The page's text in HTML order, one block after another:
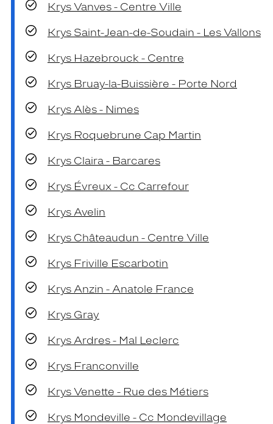
Krys Vanves - Centre Ville
Krys Saint-Jean-de-Soudain - Les Vallons
Krys Hazebrouck - Centre
Krys Bruay-la-Buissière - Porte Nord
Krys Alès - Nimes
Krys Roquebrune Cap Martin
Krys Claira - Barcares
Krys Évreux - Cc Carrefour
Krys Avelin
Krys Châteaudun - Centre Ville
Krys Friville Escarbotin
Krys Anzin - Anatole France
Krys Gray
Krys Ardres - Mal Leclerc
Krys Franconville
Krys Venette - Rue des Métiers
Krys Mondeville - Cc Mondevillage